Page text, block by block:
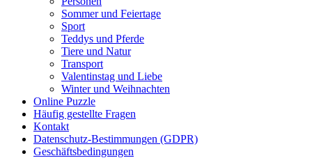
Märchen und Feen
Musik und Musikinstrumente
Sommer und Feiertage
Teddys und Pferde
Tiere und Natur
Sommer und Feiertage
Sport
Teddys und Pferde
Tiere und Natur
Transport
Valentinstag und Liebe
Winter und Weihnachten
Online Puzzle
Häufig gestellte Fragen
Kontakt
Datenschutz-Bestimmungen (GDPR)
Geschäftsbedingungen